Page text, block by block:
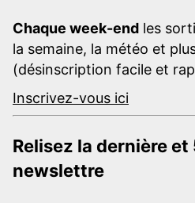
Chaque week-end les
la semaine, la météo et
(désinscription facile et
Inscrivez-vous ici
Relisez la dernière et
newslettre